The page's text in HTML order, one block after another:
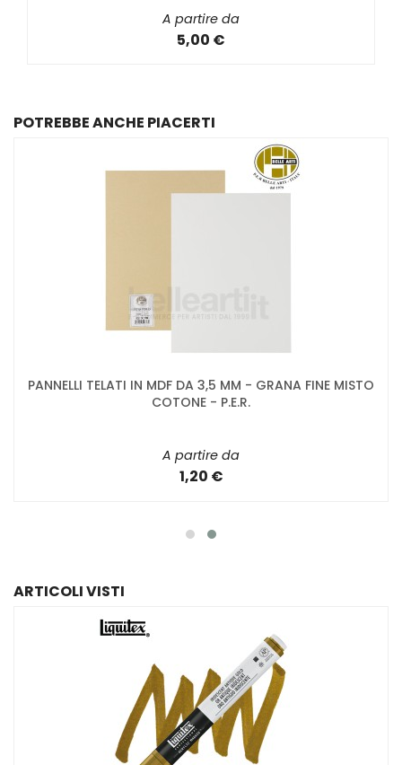
A partire da
5,00 €
POTREBBE ANCHE PIACERTI
PANNELLI TELATI IN MDF DA 3,5 MM - GRANA FINE MISTO
COTONE - P.E.R.
A partire da
1,20 €
ARTICOLI VISTI